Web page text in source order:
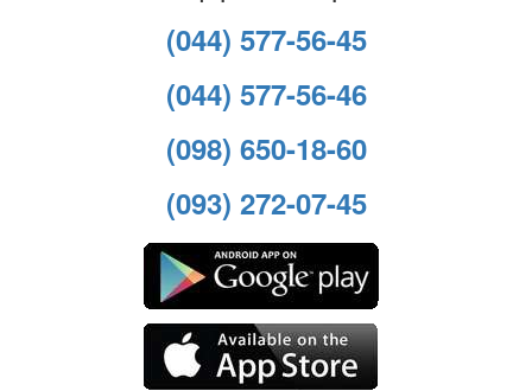
(044) 577-56-45
(044) 577-56-46
(098) 650-18-60
(093) 272-07-45